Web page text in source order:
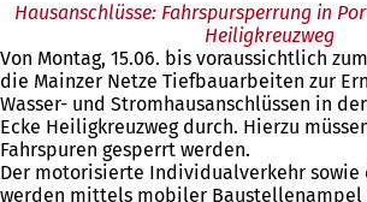
Hausanschlüsse: Fahrspursperrung in
Heiligkreuzweg
Von Montag, 15.06. bis voraussichtlich
die Mainzer Netze Tiefbauarbeiten zur
Wasser- und Stromhausanschlüssen in
Ecke Heiligkreuzweg durch. Hierzu
Fahrspuren gesperrt werden.
Der motorisierte Individualverkehr sowie
werden mittels mobiler Baustellenampel